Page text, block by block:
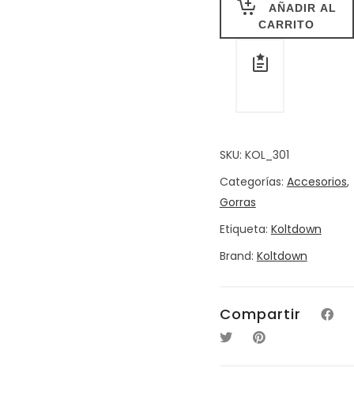
quantity
AÑADIR AL
CARRITO
SKU: KOL_301
Categorías: Accesorios,
Gorras
Etiqueta: Koltdown
Brand: Koltdown
Compartir